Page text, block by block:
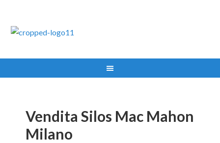
Vendita Silos Mac Mahon
Milano